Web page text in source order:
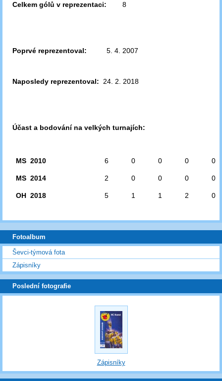
Celkem gólů v reprezentaci: 8
Poprvé reprezentoval: 5. 4. 2007
Naposledy reprezentoval: 24. 2. 2018
Účast a bodování na velkých turnajích:
MS 2010 6 0 0 0 0
MS 2014 2 0 0 0 0
OH 2018 5 1 1 2 0
Fotoalbum
Ševci-týmová fota
Zápisníky
Poslední fotografie
Zápisníky